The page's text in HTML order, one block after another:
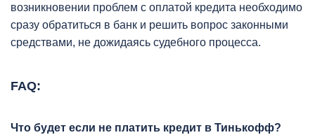
возникновении проблем с оплатой кредита необходимо
сразу обратиться в банк и решить вопрос законными
средствами, не дожидаясь судебного процесса.
FAQ:
Что будет если не платить кредит в Тинькофф?